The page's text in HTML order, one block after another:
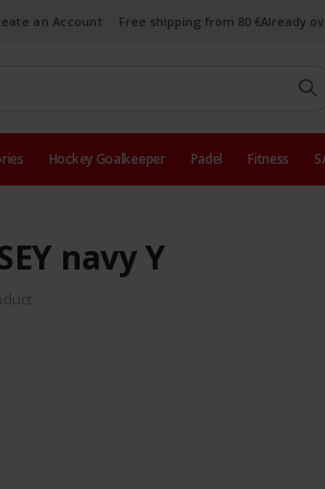
an Account Free shipping from 80 €Already
Hockey Goalkeeper Padel Fitness
navy Y